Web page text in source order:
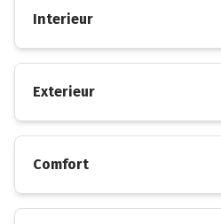
Interieur
Exterieur
Comfort